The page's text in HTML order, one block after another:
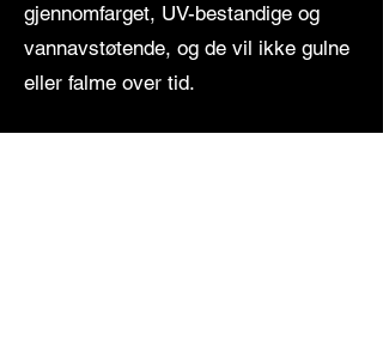
gjennomfarget, UV-bestandige og
vannavstøtende, og de vil ikke gulne
eller falme over tid.